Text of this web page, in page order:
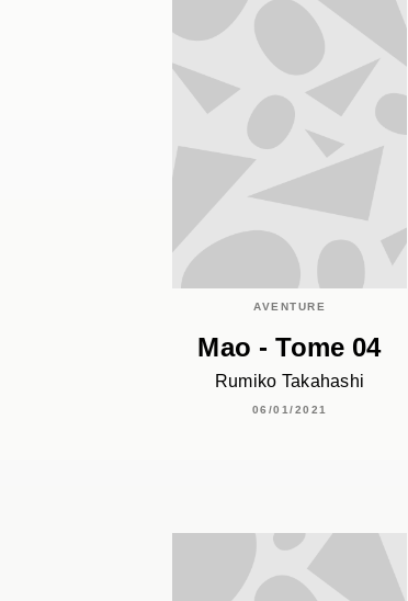
AVENTURE
Mao - Tome 04
Rumiko Takahashi
06/01/2021